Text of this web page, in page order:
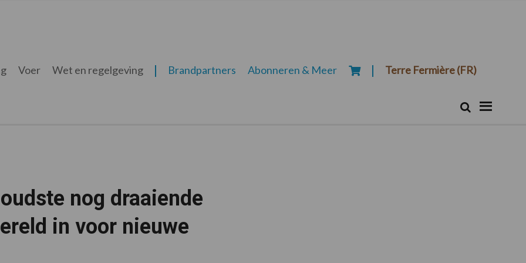
Voer Wet en regelgeving Brandpartners Abonneren & Meer Terre Fermière (FR)
Zoek
nog draaiende
in voor nieuwe